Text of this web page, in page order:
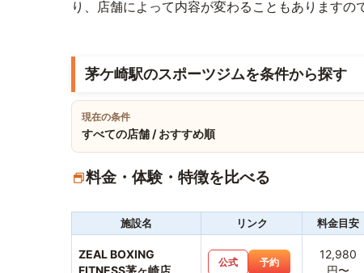
り、店舗によって内容が変わることもありますの
茅ケ崎駅のスポーツジムを条件から探す
現在の条件
すべての店舗 / おすすめ順
料金・体験・特徴を比べる
施設名 リンク 料金目安
ZEAL BOXING
公式 予約
12,980